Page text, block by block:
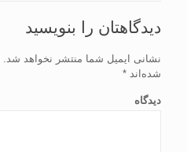
دیدگاهتان را بنویسید
نشانی ایمیل شما منتشر نخواهد شد.
شده‌اند *
دیدگاه